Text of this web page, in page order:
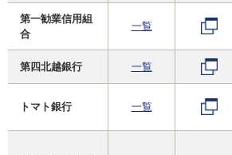
第一勧業信用組
合
一覧
第四北越銀行 一覧
トマト銀行 一覧